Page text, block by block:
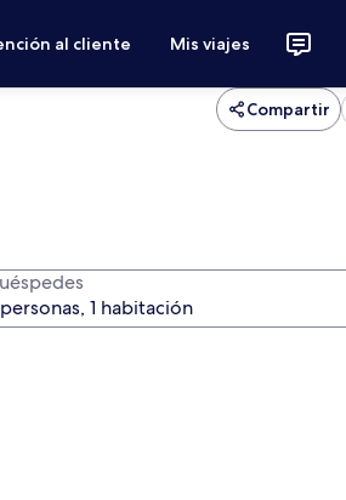
al cliente Mis viajes
Compartir